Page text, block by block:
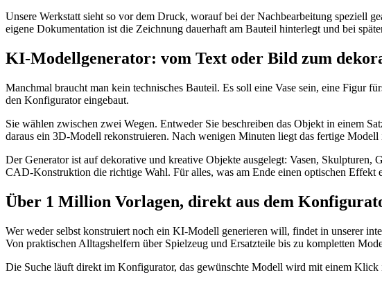
Unsere Werkstatt sieht so vor dem Druck, worauf bei der Nachbearbeitung speziell
eigene Dokumentation ist die Zeichnung dauerhaft am Bauteil hinterlegt und bei
KI-Modellgenerator: vom Text oder Bild zum
Manchmal braucht man kein technisches Bauteil. Es soll eine Vase sein, eine Figur
den Konfigurator eingebaut.
Sie wählen zwischen zwei Wegen. Entweder Sie beschreiben das Objekt in einem
daraus ein 3D-Modell rekonstruieren. Nach wenigen Minuten liegt das fertige
Der Generator ist auf dekorative und kreative Objekte ausgelegt: Vasen,
CAD-Konstruktion die richtige Wahl. Für alles, was am Ende einen optischen Effekt
Über 1 Million Vorlagen, direkt aus dem
Wer weder selbst konstruiert noch ein KI-Modell generieren will, findet in unserer
Von praktischen Alltagshelfern über Spielzeug und Ersatzteile bis zu kompletten
Die Suche läuft direkt im Konfigurator, das gewünschte Modell wird mit einem